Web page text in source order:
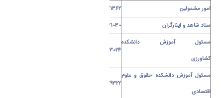
امور مشمولین
32621362
ستاد شاهد و ایثارگران
32621030
مسئول آموزش دانشکده
کشاورزی
32623024
مسئول آموزش دانشکده حقوق و علوم
اقتصادی
32629322